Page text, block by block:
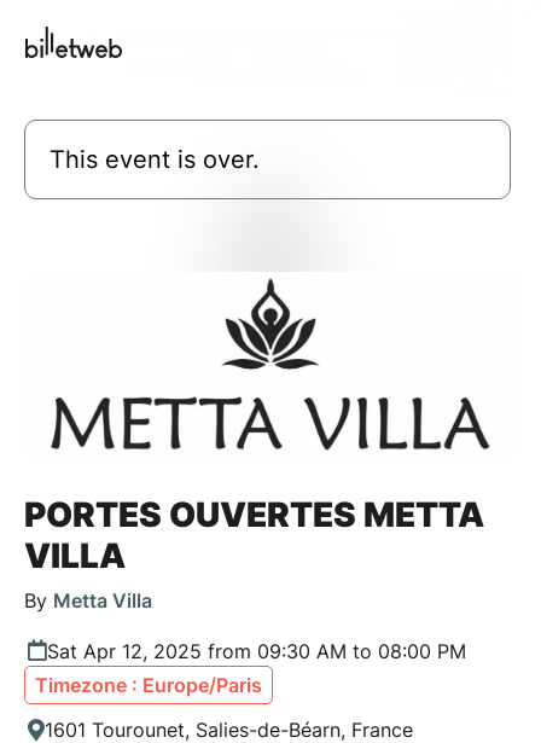
This event is over.
PORTES OUVERTES METTA
VILLA
By Metta Villa
Sat Apr 12, 2025 from 09:30 AM to 08:00 PM
Timezone : Europe/Paris
1601 Tourounet, Salies-de-Béarn, France